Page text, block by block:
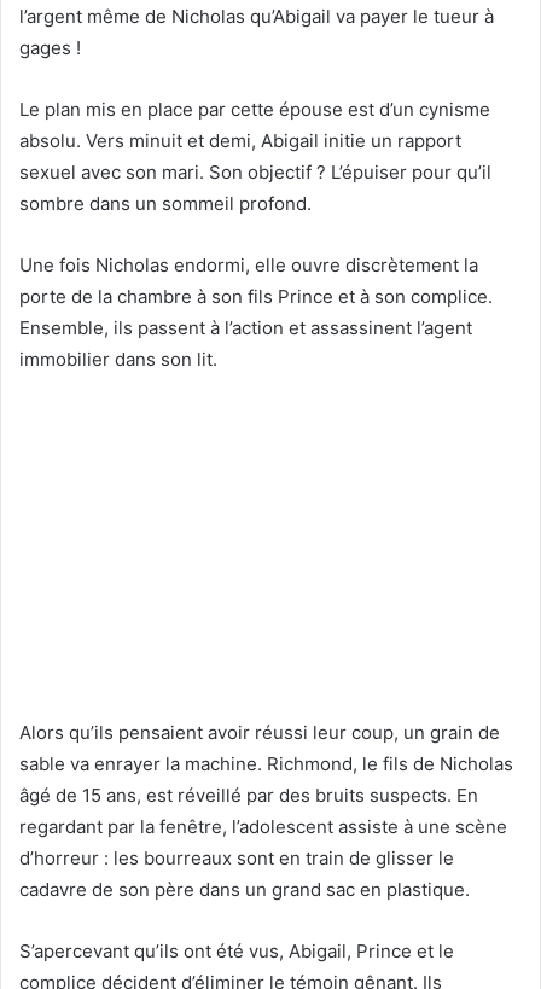
l’argent même de Nicholas qu’Abigail va payer le tueur à
gages !
Le plan mis en place par cette épouse est d’un cynisme
absolu. Vers minuit et demi, Abigail initie un rapport
sexuel avec son mari. Son objectif ? L’épuiser pour qu’il
sombre dans un sommeil profond.
Une fois Nicholas endormi, elle ouvre discrètement la
porte de la chambre à son fils Prince et à son complice.
Ensemble, ils passent à l’action et assassinent l’agent
immobilier dans son lit.
Alors qu’ils pensaient avoir réussi leur coup, un grain de
sable va enrayer la machine. Richmond, le fils de Nicholas
âgé de 15 ans, est réveillé par des bruits suspects. En
regardant par la fenêtre, l’adolescent assiste à une scène
d’horreur : les bourreaux sont en train de glisser le
cadavre de son père dans un grand sac en plastique.
S’apercevant qu’ils ont été vus, Abigail, Prince et le
complice décident d’éliminer le témoin gênant. Ils